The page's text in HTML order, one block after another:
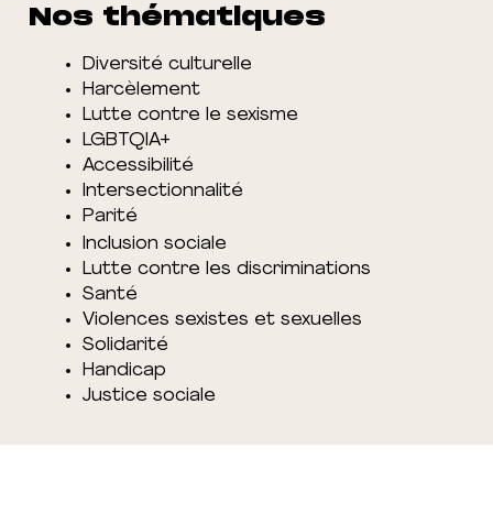
Inclusion sociale
Lutte contre les discriminations
Santé
Violences sexistes et sexuelles
Solidarité
Handicap
Justice sociale
Diversité culturelle
Harcèlement
Lutte contre le sexisme
LGBTQIA+
Accessibilité
Intersectionnalité
Parité
Nos thématiques